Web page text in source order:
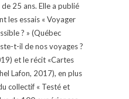
25 ans. Elle a publié
les essais « Voyager
? » (Québec
t-il de nos voyages ?
et le récit «Cartes
Lafon, 2017), en plus
collectif « Testé et